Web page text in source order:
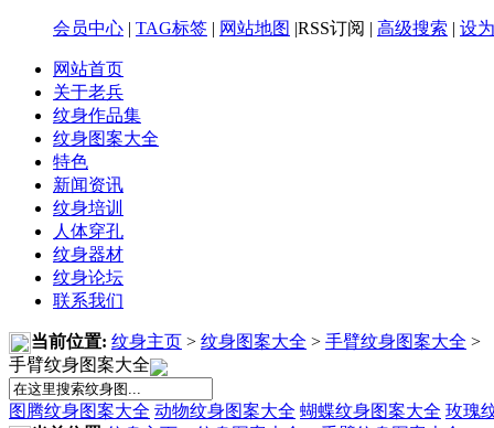
会员中心 | TAG标签 | 网站地图 |RSS订阅 | 高级搜索 | 设
网站首页
关于老兵
纹身作品集
纹身图案大全
特色
新闻资讯
纹身培训
人体穿孔
纹身器材
纹身论坛
联系我们
当前位置: 纹身主页 > 纹身图案大全 > 手臂纹身图案大全 >
手臂纹身图案大全
图腾纹身图案大全 动物纹身图案大全 蝴蝶纹身图案大全 玫瑰